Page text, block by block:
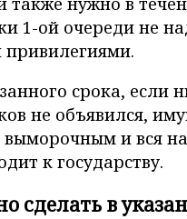
1-ой очереди не
срока, если
не объявился,
и вся
к государству.
сделать в